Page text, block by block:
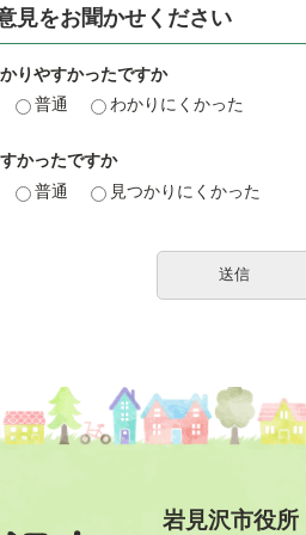
見をお聞かせください
りやすかったですか
普通 わかりにくかった
かったですか
普通 見つかりにくかった
岩見沢市役所